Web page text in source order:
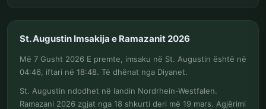
St. Augustin Imsakija e Ramazanit 2026
Më 7 Gusht 2026 E premte, imsaku në St. Augustin është në
04:46, iftari në 18:48. Të dhënat nga Diyanet.
St. Augustin ndodhet në landin Nordrhein-Westfalen.
Ramazani 2026 zgjat nga 18 shkurti deri më 19 mars. Agjërimi